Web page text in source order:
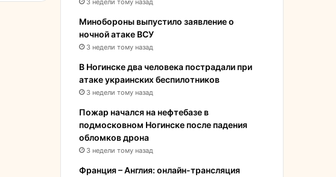
3 недели тому назад
Минобороны выпустило заявление о
ночной атаке ВСУ
3 недели тому назад
В Ногинске два человека пострадали при
атаке украинских беспилотников
3 недели тому назад
Пожар начался на нефтебазе в
подмосковном Ногинске после падения
обломков дрона
3 недели тому назад
Франция – Англия: онлайн-трансляция